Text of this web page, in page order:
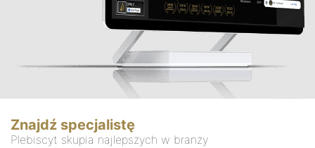
Znajdź specjalistę
Plebiscyt skupia najlepszych w branży